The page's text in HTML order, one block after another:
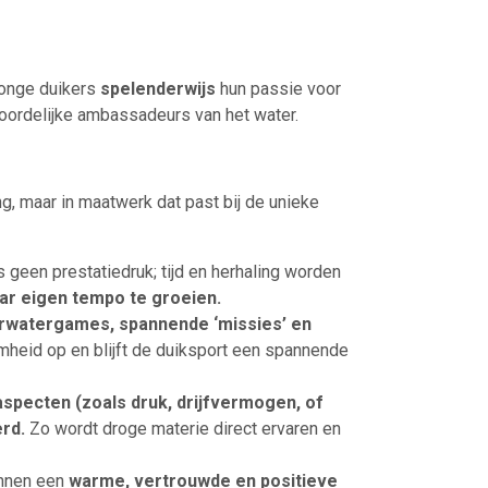
duikers spelenderwijs hun passie voor
ambassadeurs van het water.
maar in maatwerk dat past bij de unieke
geen prestatiedruk; tijd en herhaling worden
eigen tempo te groeien.
spannende ‘missies’ en
op en blijft de duiksport een spannende
(zoals druk, drijfvermogen, of
Zo wordt droge materie direct ervaren en
een warme, vertrouwde en positieve